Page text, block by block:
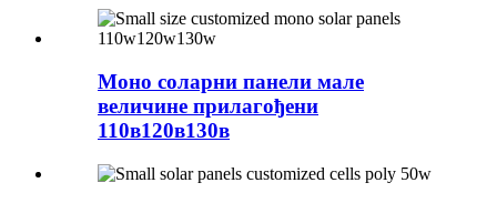
Моно соларни панели мале
величине прилагођени
110в120в130в